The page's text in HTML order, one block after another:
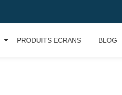
PRODUITS ECRANS BLOG